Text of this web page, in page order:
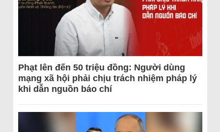
Phạt lên đến 50 triệu đồng: Người dùng
mạng xã hội phải chịu trách nhiệm pháp lý
khi dẫn nguồn báo chí